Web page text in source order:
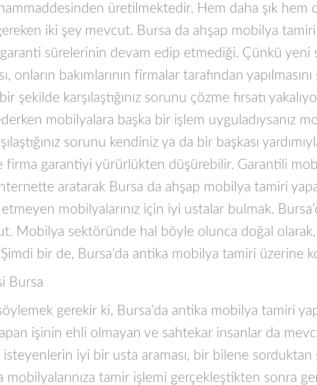
hammaddesinden üretilmektedir. Hem daha şık hem
iki şey mevcut. Bursa da ahşap mobilya tamiri
garanti sürelerinin devam edip etmediği. Çünkü yeni
onların bakımlarının firmalar tarafından
şekilde karşılaştığınız sorunu çözme fırsatı
mobilyalara başka bir işlem uyguladıysanız
sorunu kendiniz ya da bir başkası
garantiyi yürürlükten düşürebilir. Garantili
aratarak Bursa da ahşap mobilya tamiri
mobilyalarınız için iyi ustalar bulmak.
Mobilya sektöründe hal böyle olunca doğal
bir de, Bursa’da antika mobilya tamiri üzerine
Bursa
gerekir ki, Bursa’da antika mobilya tamiri
işinin ehli olmayan ve sahtekar insanlar da
isteyenlerin iyi bir usta araması, bir bilene
mobilyalarınıza tamir işlemi gerçekleştikten sonra